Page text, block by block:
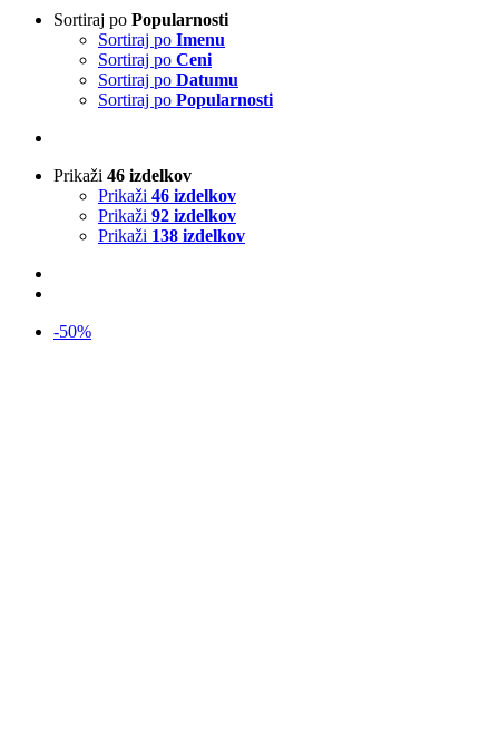
Sortiraj po Popularnosti
Sortiraj po Imenu
Sortiraj po Ceni
Sortiraj po Datumu
Sortiraj po Popularnosti
Prikaži 46 izdelkov
Prikaži 46 izdelkov
Prikaži 92 izdelkov
Prikaži 138 izdelkov
-50%